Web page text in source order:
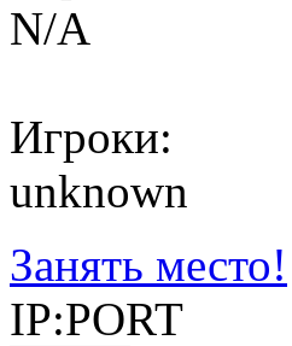
N/A
Игроки:
unknown
Занять место!
IP:PORT